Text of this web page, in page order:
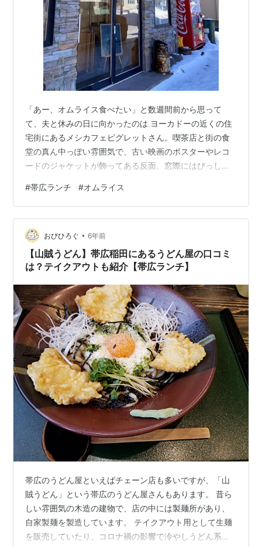
「あー、オムライス食べたい」と数週間前から思って
て、夫と休みの日に向かったのは ヨーカドーの近くの住
宅街にあるメシカフェピグレットさん。喫茶店と街の食
堂の真ん中っぽい雰囲気で、古い映画のポスターやレコ
ードのジャケットが飾ってある反面、窓際にはびっしり
コミックばかりじゃなく、女性向けのセンスの良いもの
が多くてマンガ好きの私は待ち時間が足りないくらい
(笑)。ちなみに読んでいたのはつるかめ助産院。小川糸さ
んの本、好きです。 夫は定食＝生姜焼きの人。どんなに
美味しそうなものが豊富なお店でも、絶対に生姜焼き。
我が家は少量をシェアしながら食べるので、本当は…
#帯広ランチ #オムライス
おびひろぐ • 6年前
【山賊うどん】帯広稲田にあるうどん屋の口コミ
は？テイクアウトも紹介【帯広ランチ】
帯広のうどん屋といえばチェーン店も多いですが、「山
賊うどん」という帯広のうどん屋さんもあります。 昔ら
しい雰囲気の木造の建物で、店の中には製麺所があり、
自家製麺を製造しています。 テイクアウト用として生麺
を販売していたり、コロナ禍の影響で冷やしうどん系メ